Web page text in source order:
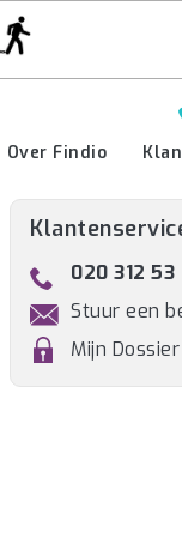
Over Findio
020 312 53
Stuur een
Mijn Dossier